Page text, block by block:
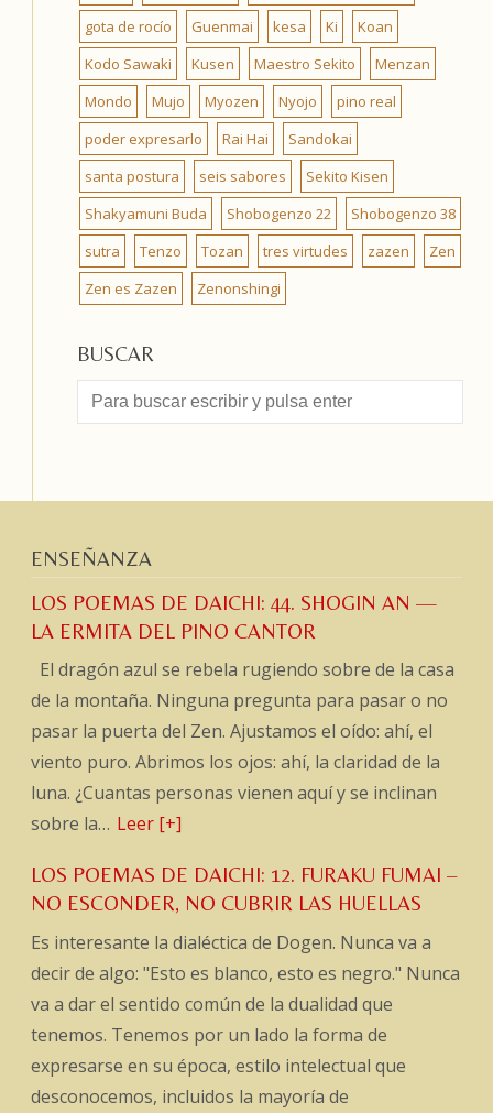
gota de rocío
Guenmai kesa Ki
Koan
Kodo Sawaki
Kusen Maestro Sekito
Menzan
Mondo
Mujo Myozen Nyojo
pino real
poder expresarlo
Rai Hai
Sandokai
santa postura
seis sabores
Sekito Kisen
Shakyamuni Buda
Shobogenzo 22
Shobogenzo 38
sutra
Tenzo Tozan tres virtudes zazen
Zen
Zen es Zazen
Zenonshingi
BUSCAR
ENSEÑANZA
LOS POEMAS DE DAICHI: 44. SHOGIN AN —
LA ERMITA DEL PINO CANTOR
El dragón azul se rebela rugiendo sobre de la casa
de la montaña. Ninguna pregunta para pasar o no
pasar la puerta del Zen. Ajustamos el oído: ahí, el
viento puro. Abrimos los ojos: ahí, la claridad de la
luna. ¿Cuantas personas vienen aquí y se inclinan
sobre la… Leer [+]
LOS POEMAS DE DAICHI: 12. FURAKU FUMAI –
NO ESCONDER, NO CUBRIR LAS HUELLAS
Es interesante la dialéctica de Dogen. Nunca va a
decir de algo: "Esto es blanco, esto es negro." Nunca
va a dar el sentido común de la dualidad que
tenemos. Tenemos por un lado la forma de
expresarse en su época, estilo intelectual que
desconocemos, incluidos la mayoría de